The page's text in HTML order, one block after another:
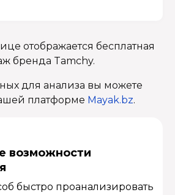
отображается бесплатная
бренда Tamchy.
для анализа вы можете
платформе Mayak.bz.
возмож­ности
быстро проанализировать